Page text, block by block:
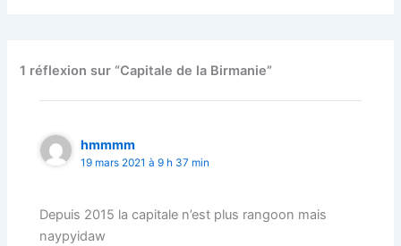
1 réflexion sur “Capitale de la Birmanie”
hmmmm
19 mars 2021 à 9 h 37 min
Depuis 2015 la capitale n’est plus rangoon mais
naypyidaw